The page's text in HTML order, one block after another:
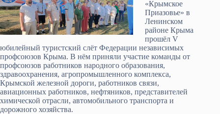
«Крымское
Приазовье» в
Ленинском
районе Крыма
прошёл V
юбилейный туристский слёт Федерации независимых
профсоюзов Крыма. В нём приняли участие команды от
профсоюзов работников народного образования,
здравоохранения, агропромышленного комплекса,
Крымской железной дороги, работников связи,
авиационных работников, нефтяников, представителей
химической отрасли, автомобильного транспорта и
дорожного хозяйства.